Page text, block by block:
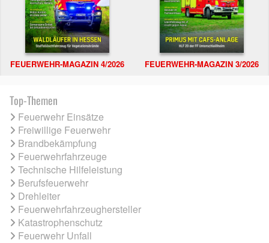
FEUERWEHR-MAGAZIN 4/2026 FEUERWEHR-MAGAZIN 3/2026
Top-Themen
Feuerwehr Einsätze
Freiwillige Feuerwehr
Brandbekämpfung
Feuerwehrfahrzeuge
Technische Hilfeleistung
Berufsfeuerwehr
Drehleiter
Feuerwehrfahrzeughersteller
Katastrophenschutz
Feuerwehr Unfall